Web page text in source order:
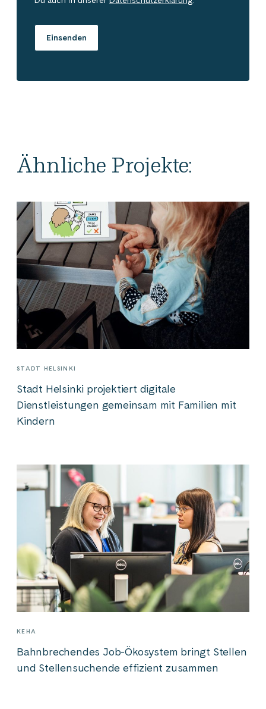
Ähnliche Projekte:
STADT HELSINKI
Stadt Helsinki projektiert digitale
Dienstleistungen gemeinsam mit Familien mit
Kindern
KEHA
Bahnbrechendes Job-Ökosystem bringt Stellen
und Stellensuchende effizient zusammen